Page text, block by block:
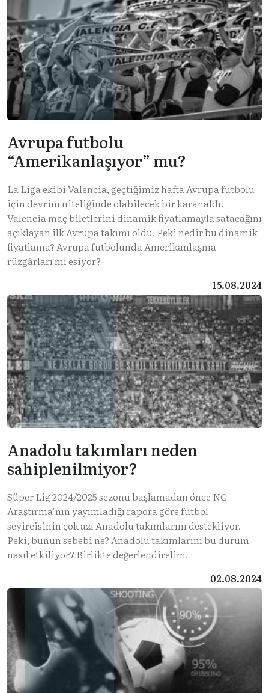
Avrupa futbolu
“Amerikanlaşıyor” mu?
La Liga ekibi Valencia, geçtiğimiz hafta Avrupa futbolu
için devrim niteliğinde olabilecek bir karar aldı.
Valencia maç biletlerini dinamik fiyatlamayla satacağını
açıklayan ilk Avrupa takımı oldu. Peki nedir bu dinamik
fiyatlama? Avrupa futbolunda Amerikanlaşma
rüzgârları mı esiyor?
15.08.2024
Anadolu takımları neden
sahiplenilmiyor?
Süper Lig 2024/2025 sezonu başlamadan önce NG
Araştırma’nın yayımladığı rapora göre futbol
seyircisinin çok azı Anadolu takımlarını destekliyor.
Peki, bunun sebebi ne? Anadolu takımlarını bu durum
nasıl etkiliyor? Birlikte değerlendirelim.
02.08.2024